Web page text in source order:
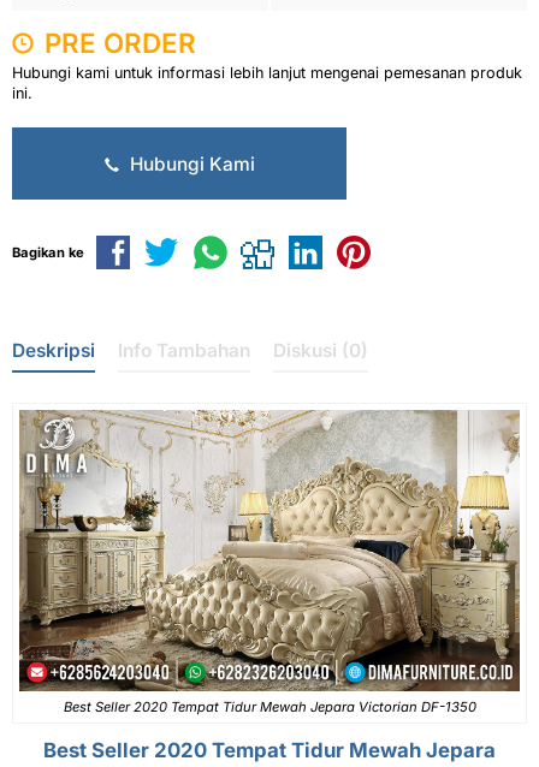
PRE ORDER
Hubungi kami untuk informasi lebih lanjut mengenai pemesanan produk
ini.
Hubungi Kami
Bagikan ke
Deskripsi Info Tambahan Diskusi (0)
Best Seller 2020 Tempat Tidur Mewah Jepara Victorian DF-1350
Best Seller 2020 Tempat Tidur Mewah Jepara